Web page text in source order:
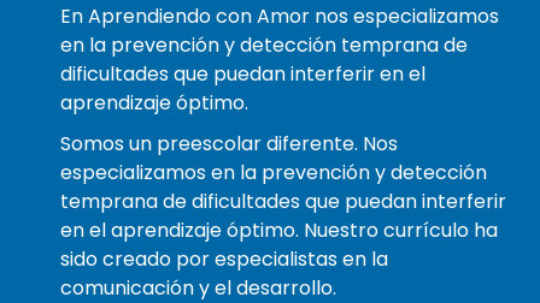
En Aprendiendo con Amor nos especializamos
en la prevención y detección temprana de
dificultades que puedan interferir en el
aprendizaje óptimo.
Somos un preescolar diferente. Nos
especializamos en la prevención y detección
temprana de dificultades que puedan interferir
en el aprendizaje óptimo. Nuestro currículo ha
sido creado por especialistas en la
comunicación y el desarrollo.